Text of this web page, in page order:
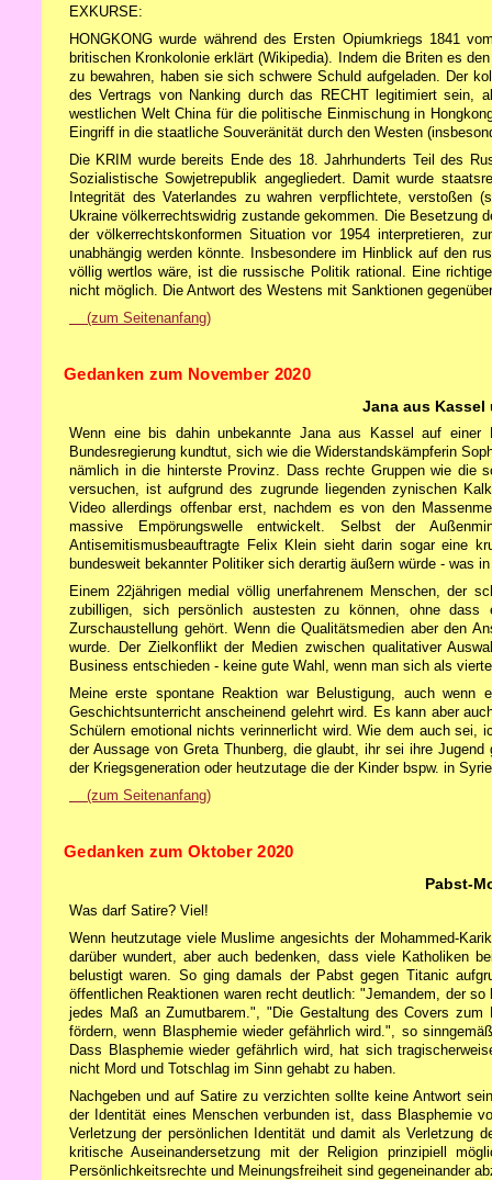
EXKURSE:
HONGKONG wurde während des Ersten Opiumkriegs 1841
britischen Kronkolonie erklärt (Wikipedia). Indem die Briten es
zu bewahren, haben sie sich schwere Schuld aufgeladen. Der
des Vertrags von Nanking durch das RECHT legitimiert sein,
westlichen Welt China für die politische Einmischung in
Eingriff in die staatliche Souveränität durch den Westen
Die KRIM wurde bereits Ende des 18. Jahrhunderts Teil des
Sozialistische Sowjetrepublik angegliedert. Damit wurde
Integrität des Vaterlandes zu wahren verpflichtete,
Ukraine völkerrechtswidrig zustande gekommen. Die Besetzung
der völkerrechtskonformen Situation vor 1954 interpretieren,
unabhängig werden könnte. Insbesondere im Hinblick auf den
völlig wertlos wäre, ist die russische Politik rational. Eine
nicht möglich. Die Antwort des Westens mit Sanktionen
(zum Seitenanfang)
Gedanken zum November 2020
Jana aus
Wenn eine bis dahin unbekannte Jana aus Kassel auf einer
Bundesregierung kundtut, sich wie die Widerstandskämpferin
nämlich in die hinterste Provinz. Dass rechte Gruppen wie die
versuchen, ist aufgrund des zugrunde liegenden zynischen
Video allerdings offenbar erst, nachdem es von den
massive Empörungswelle entwickelt. Selbst der
Antisemitismusbeauftragte Felix Klein sieht darin sogar eine
bundesweit bekannter Politiker sich derartig äußern würde - was
Einem 22jährigen medial völlig unerfahrenem Menschen, der
zubilligen, sich persönlich austesten zu können, ohne
Zurschaustellung gehört. Wenn die Qualitätsmedien aber den
wurde. Der Zielkonflikt der Medien zwischen qualitativer
Business entschieden - keine gute Wahl, wenn man sich als
Meine erste spontane Reaktion war Belustigung, auch
Geschichtsunterricht anscheinend gelehrt wird. Es kann aber
Schülern emotional nichts verinnerlicht wird. Wie dem auch sei,
der Aussage von Greta Thunberg, die glaubt, ihr sei ihre
der Kriegsgeneration oder heutzutage die der Kinder bspw. in
(zum Seitenanfang)
Gedanken zum Oktober 2020
Pabst-
Was darf Satire? Viel!
Wenn heutzutage viele Muslime angesichts der Mohammed-
darüber wundert, aber auch bedenken, dass viele Katholiken
belustigt waren. So ging damals der Pabst gegen Titanic
öffentlichen Reaktionen waren recht deutlich: "Jemandem, der
jedes Maß an Zumutbarem.", "Die Gestaltung des Covers
fördern, wenn Blasphemie wieder gefährlich wird.", so
Dass Blasphemie wieder gefährlich wird, hat sich
nicht Mord und Totschlag im Sinn gehabt zu haben.
Nachgeben und auf Satire zu verzichten sollte keine Antwort
der Identität eines Menschen verbunden ist, dass Blasphemie
Verletzung der persönlichen Identität und damit als Verletzung
kritische Auseinandersetzung mit der Religion prinzipiell
Persönlichkeitsrechte und Meinungsfreiheit sind gegeneinander